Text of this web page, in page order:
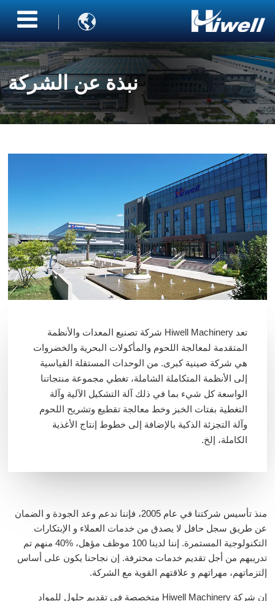

نبذة عن الشركة
تعد Hiwell Machinery شركة تصنيع المعدات والأنظمة
المتقدمة لمعالجة اللحوم والمأكولات البحرية والخضروات
هي شركة صينية كبرى. من الوحدات المستقلة القياسية
إلى الأنظمة المتكاملة الشاملة، تغطي مجموعة منتجاتنا
الواسعة كل شيء بما في ذلك آلة التشكيل الآلية وآلة
التغطية بفتات الخبز وخط معالجة تقطيع وتشريح اللحوم
وآلة التجزئة الذكية بالإضافة إلى خطوط إنتاج الأغذية
الكاملة، إلخ.
منذ تأسيس شركتنا في عام 2005، فإننا ندعم وعد الجودة و الضمان
عن طريق سجل حافل لا يصدق من خدمات العملاء و الإبتكارات
التكنولوجية المستمرة. إننا لدينا 100 موظف مؤهل،
40% منهم تم
تدريبهم من أجل تقديم خدمات محترفة. إن نجاحنا يكون على أساس
إلتزماتهم، مهراتهم و علاقتهم القوية مع الشركة.
إن شركة Hiwell Machinery متخصصة في تقديم حلول للمواد